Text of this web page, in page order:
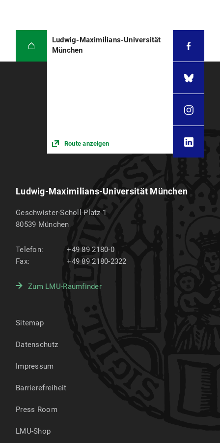
Ludwig-Maximilians-Universität
München
Route anzeigen
Ludwig-Maximilians-Universität München
Geschwister-Scholl-Platz 1
80539 München
Telefon:
+49 89 2180-0
Fax:
+49 89 2180-2322
Zum LMU-Raumfinder
Sitemap
Datenschutz
Impressum
Barrierefreiheit
Press Room
LMU-Shop